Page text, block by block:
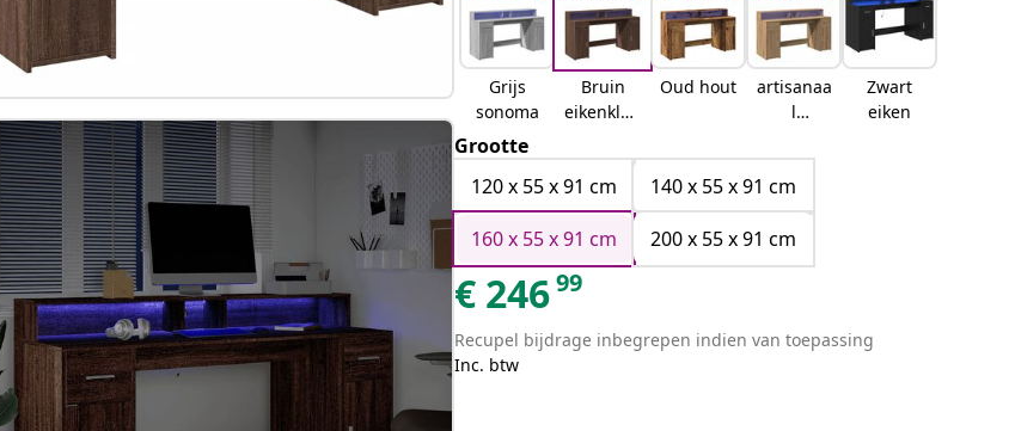
Grijs
sonoma
Bruin
eikenkleu
eikenkleu
r
Oud hout
artisanaa
l
rig
Zwart
eiken
Grootte
120 x 55 x 91 cm
140 x 55 x 91 cm
160 x 55 x 91 cm
200 x 55 x 91 cm
€ 24699
Recupel bijdrage inbegrepen indien van toepassing
Inc. btw